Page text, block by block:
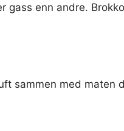
gass enn andre.
sammen med